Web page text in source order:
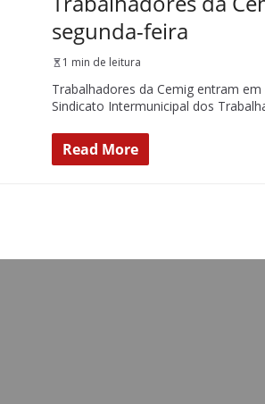
segunda-feira
1 min de leitura
Trabalhadores da Cemig entram
Sindicato Intermunicipal dos
Read More